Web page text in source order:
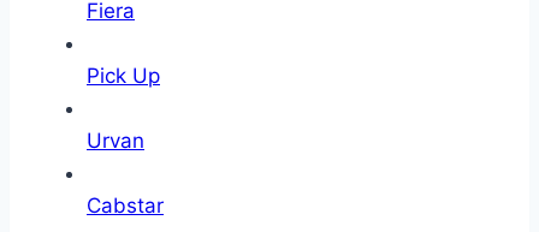
Fiera
Pick Up
Urvan
Cabstar